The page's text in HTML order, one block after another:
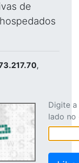
de
,
Digite
lado no